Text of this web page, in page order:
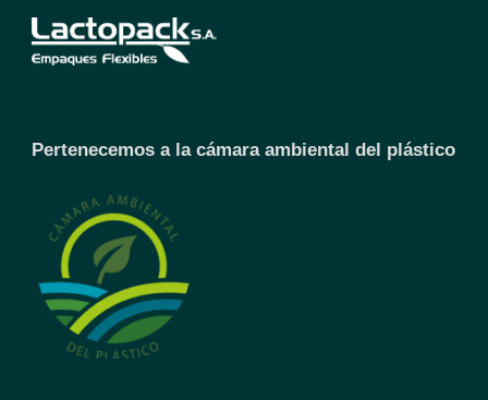
Pertenecemos a la cámara ambiental del plástico